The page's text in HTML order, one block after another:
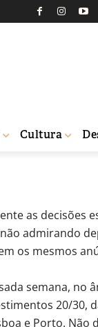
Cultura
as decisões
admirando
os mesmos
semana, no
20/30,
e Porto. Não